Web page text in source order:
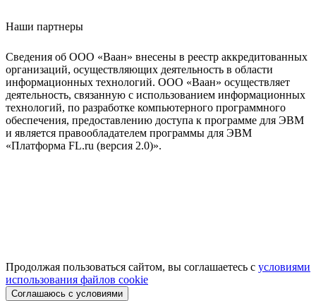
Наши партнеры
Сведения об ООО «Ваан» внесены в реестр аккредитованных
организаций, осуществляющих деятельность в области
информационных технологий. ООО «Ваан» осуществляет
деятельность, связанную с использованием информационных
технологий, по разработке компьютерного программного
обеспечения, предоставлению доступа к программе для ЭВМ
и является правообладателем программы для ЭВМ
«Платформа FL.ru (версия 2.0)».
Продолжая пользоваться сайтом, вы соглашаетесь с условиями
использования файлов cookie
Соглашаюсь с условиями